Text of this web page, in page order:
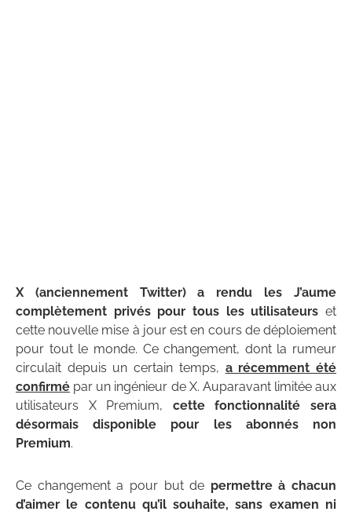
X (anciennement Twitter) a rendu les J’aume
complètement privés pour tous les utilisateurs et
cette nouvelle mise à jour est en cours de déploiement
pour tout le monde. Ce changement, dont la rumeur
circulait depuis un certain temps, a récemment été
confirmé par un ingénieur de X. Auparavant limitée aux
utilisateurs X Premium, cette fonctionnalité sera
désormais disponible pour les abonnés non
Premium.
Ce changement a pour but de permettre à chacun
d’aimer le contenu qu’il souhaite, sans examen ni